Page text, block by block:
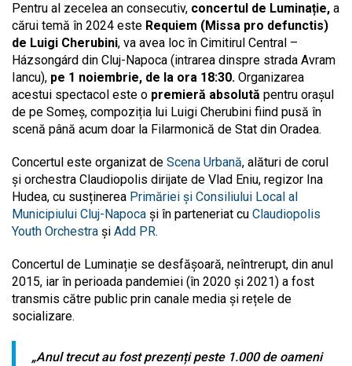
Pentru al zecelea an consecutiv, concertul de Luminație, a
cărui temă în 2024 este Requiem (Missa pro defunctis)
de Luigi Cherubini, va avea loc în Cimitirul Central –
Házsongárd din Cluj-Napoca (intrarea dinspre strada Avram
Iancu), pe 1 noiembrie, de la ora 18:30. Organizarea
acestui spectacol este o premieră absolută pentru orașul
de pe Someș, compoziția lui Luigi Cherubini fiind pusă în
scenă până acum doar la Filarmonică de Stat din Oradea.
Concertul este organizat de Scena Urbană, alături de corul
și orchestra Claudiopolis dirijate de Vlad Eniu, regizor Ina
Hudea, cu susținerea Primăriei și Consiliului Local al
Municipiului Cluj-Napoca și în parteneriat cu Claudiopolis
Youth Orchestra și Add PR.
Concertul de Luminație se desfășoară, neîntrerupt, din anul
2015, iar în perioada pandemiei (în 2020 și 2021) a fost
transmis către public prin canale media și rețele de
socializare.
„Anul trecut au fost prezenți peste 1.000 de oameni